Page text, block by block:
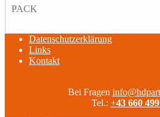
PACK
Datenschutzerklärung
Links
Kontakt
Bei Fragen
Tel.: +43 660